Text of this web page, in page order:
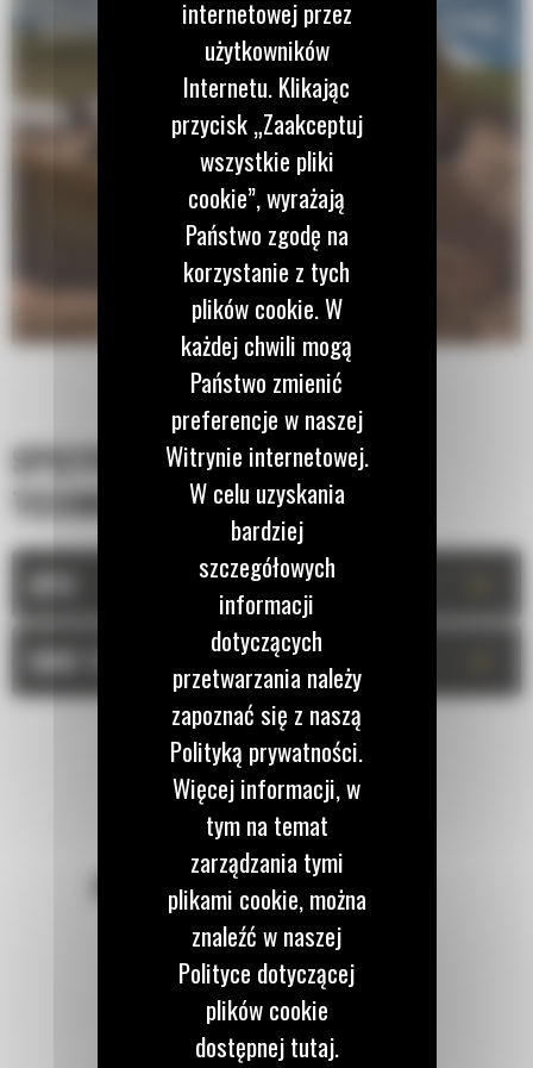
SPECYFIKACJA
TECHNICZNA
DANE TECHNICZNE
POZOSTAŃMY W KONTAKCIE
Zadzwoń do nas
internetowej przez
użytkowników
Internetu. Klikając
przycisk „Zaakceptuj
wszystkie pliki
cookie”, wyrażają
Państwo zgodę na
korzystanie z tych
plików cookie. W
każdej chwili mogą
Państwo zmienić
preferencje w naszej
Witrynie internetowej.
W celu uzyskania
bardziej
szczegółowych
informacji
dotyczących
przetwarzania należy
zapoznać się z naszą
Polityką prywatności.
Więcej informacji, w
tym na temat
zarządzania tymi
plikami cookie, można
znaleźć w naszej
Polityce dotyczącej
plików cookie
dostępnej tutaj.